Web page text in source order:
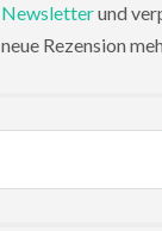
Newsletterund
neue Rezension